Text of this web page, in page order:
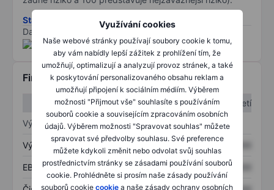
Využívání cookies
Naše webové stránky používají soubory cookie k tomu,
aby vám nabídly lepší zážitek z prohlížení tím, že
umožňují, optimalizují a analyzují provoz stránek, a také
k poskytování personalizovaného obsahu reklam a
umožňují připojení k sociálním médiím. Výběrem
možnosti "Přijmout vše" souhlasíte s používáním
souborů cookie a souvisejícím zpracováním osobních
údajů. Výběrem možnosti "Spravovat souhlas" můžete
spravovat své předvolby souhlasu. Své preference
můžete kdykoli změnit nebo odvolat svůj souhlas
prostřednictvím stránky se zásadami používání souborů
cookie. Prohlédněte si prosím naše zásady používání
souborů cookie cookie a naše zásady ochrany osobních
Stáhněte si metodiku rizik ESG
Data poskytnuta od
Finanční informace
1. čtvrtletí
2. čtvrtletí
Výkaz zisku a ztráty
Výnos XXXXXXX
EBITDA XXXXXXX XXXXXXX